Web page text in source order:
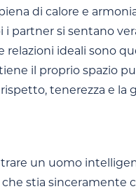
di calore e
i partner si sentano
relazioni ideali sono
il proprio spazio
tenerezza e la
un uomo
stia sinceramente